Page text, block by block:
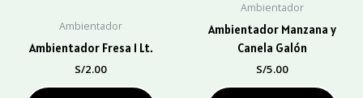
Ambientador
Ambientador Fresa 1 Lt.
S/2.00
Ambientador
Ambientador Manzana y
Canela Galón
S/5.00